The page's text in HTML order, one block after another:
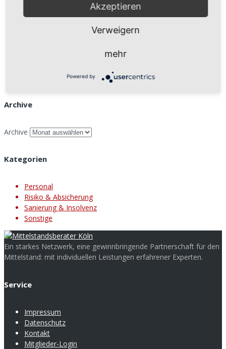
Neuer Internetauftritt der Mittelstandsberater Köln
16 Mai
Archive
Archive
Kategorien
Personal
Risiko & Absicherung
Sanierung & Insolvenz
Sonstige
Ein starkes Netzwerk, eine gewinnbringende Partnerschaft für den
Mittelstand: mit individuellen Leistungen erfahrener Experten.
Service
Impressum
Datenschutz
Kontakt
Mitglieder-Login
Akzeptieren
Verweigern
mehr
Powered by